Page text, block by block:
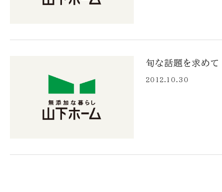
旬な話題を求めて
2012.10.30